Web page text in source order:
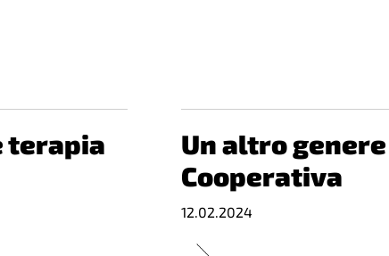
terapia
Un altro
Cooperativa
12.02.2024